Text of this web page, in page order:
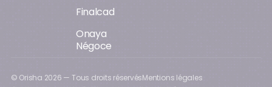
Finalcad
Onaya
Négoce
© Orisha 2026 — Tous droits réservésMentions légales